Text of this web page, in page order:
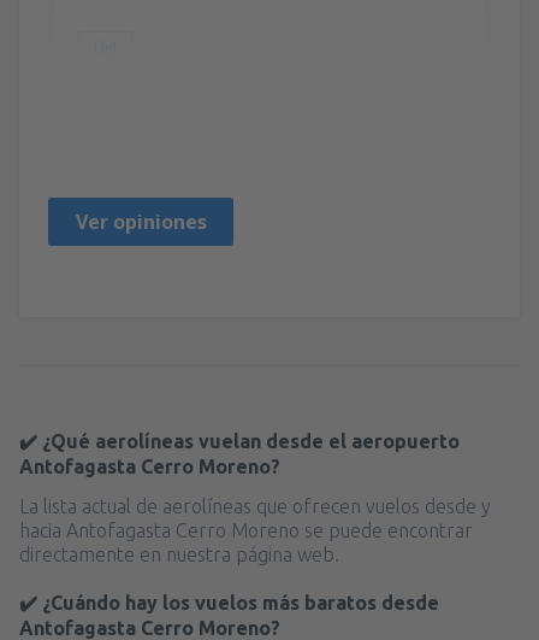
Ver opiniones
✔️ ¿Qué aerolíneas vuelan desde el aeropuerto
Antofagasta Cerro Moreno?
La lista actual de aerolíneas que ofrecen vuelos desde y
hacia Antofagasta Cerro Moreno se puede encontrar
directamente en nuestra página web.
✔️ ¿Cuándo hay los vuelos más baratos desde
Antofagasta Cerro Moreno?